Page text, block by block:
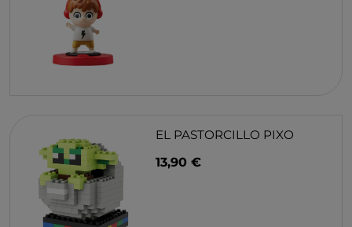
EL PASTORCILLO PIXO
13,90 €